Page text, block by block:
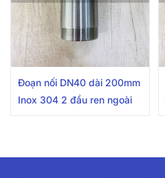
Đoạn nối DN40 dài 200mm
Inox 304 2 đầu ren ngoài